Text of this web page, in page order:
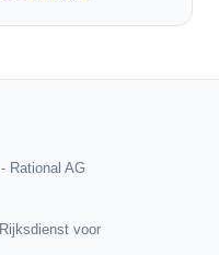
- Rational AG
Rijksdienst voor